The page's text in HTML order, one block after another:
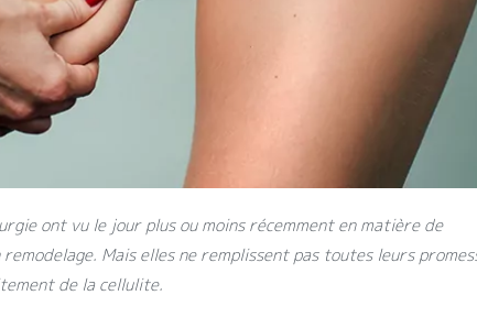
ont vu le jour plus ou moins récemment en matière de
Mais elles ne remplissent pas toutes leurs
de la cellulite.